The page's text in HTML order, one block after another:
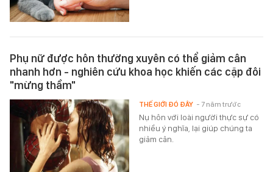
Phụ nữ được hôn thường xuyên có thể giảm cân
nhanh hơn - nghiên cứu khoa học khiến các cặp đôi
"mừng thầm"
Nụ hôn với loài người thực sự có
nhiều ý nghĩa, lại giúp chúng ta
giảm cân.
THẾ GIỚI ĐÓ ĐÂY - 7 năm trước